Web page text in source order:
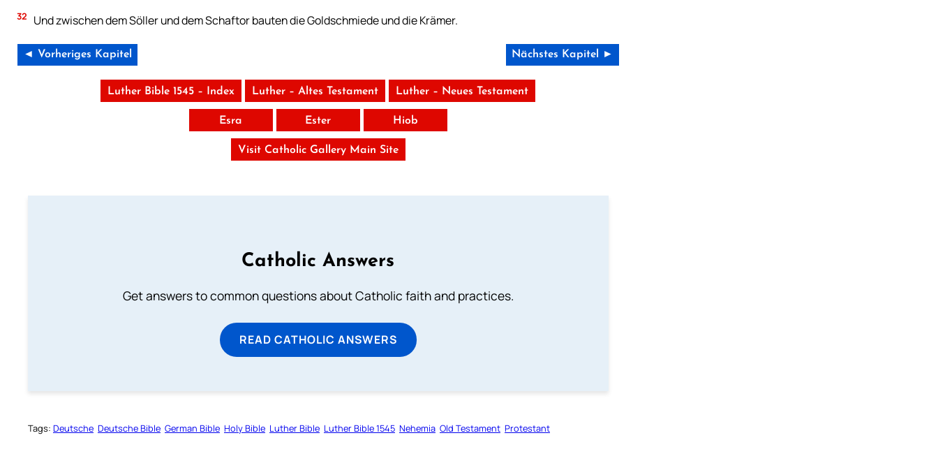
32 Und zwischen dem Söller und dem Schaftor bauten die Goldschmiede und die Krämer.
◄ Vorheriges Kapitel Nächstes Kapitel ►
Luther Bible 1545 – Index Luther – Altes Testament Luther – Neues Testament
Esra Ester Hiob
Visit Catholic Gallery Main Site
Catholic Answers
Get answers to common questions about Catholic faith and practices.
READ CATHOLIC ANSWERS
Tags: Deutsche Deutsche Bible German Bible Holy Bible Luther Bible Luther Bible 1545 Nehemia Old Testament Protestant